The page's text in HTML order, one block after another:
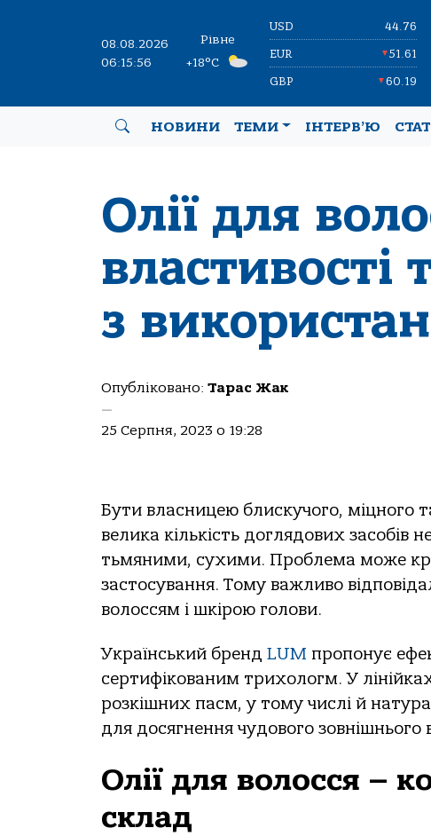
08.08.2026
06:15:57
Рівне
+18°C
USD 44.76
EUR ▼51.61
GBP ▼60.19
НОВИНИ ТЕМИ ІНТЕРВ’Ю
Олії для
властивості
з
Опубліковано: Тарас Жак
—
25 Серпня, 2023 о 19:28
Бути власницею блискучого, міцного
велика кількість доглядових засобів
тьмяними, сухими. Проблема може
застосування. Тому важливо
волоссям і шкірою голови.
Український бренд LUM пропонує
сертифікованим трихологм. У
розкішних пасм, у тому числі й
для досягнення чудового зовнішнього
Олії для волосся –
склад